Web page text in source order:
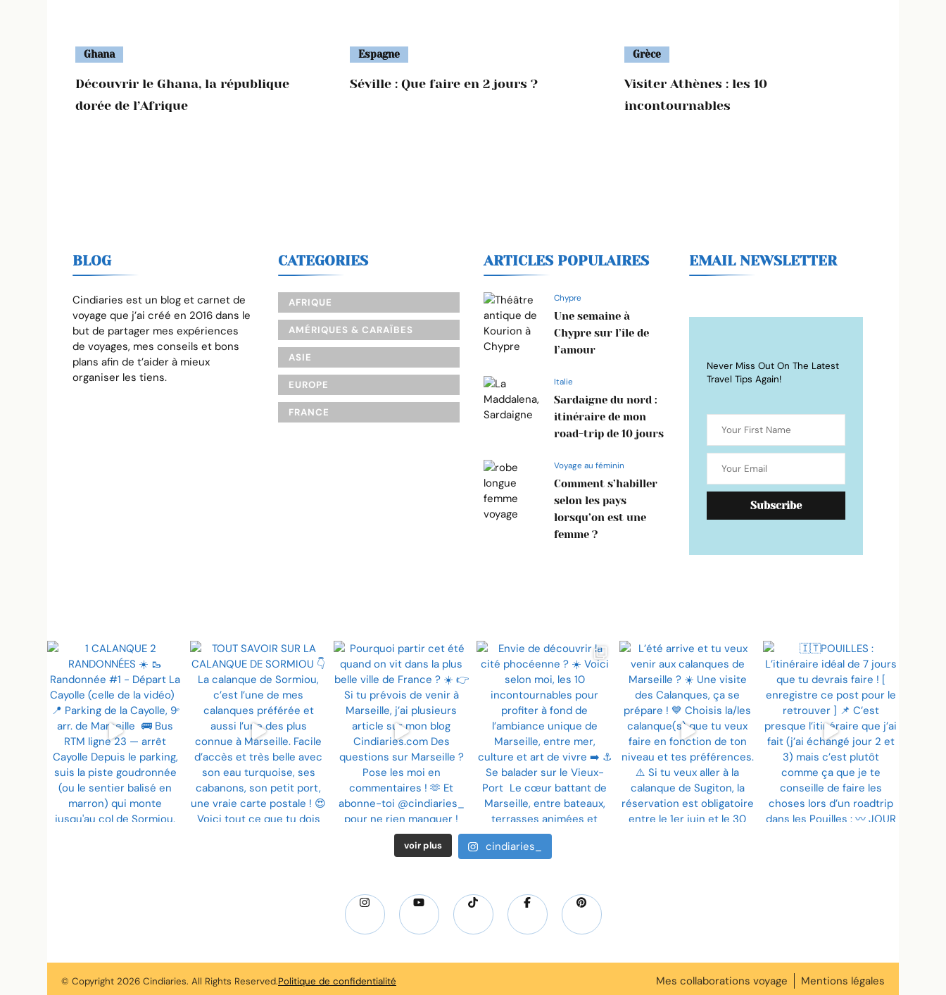
Ghana
Découvrir le Ghana, la république
dorée de l’Afrique
Espagne
Séville : Que faire en 2 jours ?
Grèce
Visiter Athènes : les 10
incontournables
BLOG
Cindiaries est un blog et carnet de
voyage que j’ai créé en 2016 dans le
but de partager mes expériences
de voyages, mes conseils et bons
plans afin de t’aider à mieux
organiser les tiens.
CATEGORIES
AFRIQUE
AMÉRIQUES & CARAÏBES
ASIE
EUROPE
FRANCE
ARTICLES POPULAIRES
Chypre
Une semaine à
Chypre sur l’île de
l’amour
Italie
Sardaigne du nord :
itinéraire de mon
road-trip de 10 jours
Voyage au féminin
Comment s’habiller
selon les pays
lorsqu’on est une
femme ?
EMAIL NEWSLETTER
Never Miss Out On The Latest
Travel Tips Again!
voir plus cindiaries_
© Copyright 2026 Cindiaries. All Rights Reserved.Politique de confidentialité Mes collaborations voyage Mentions légales